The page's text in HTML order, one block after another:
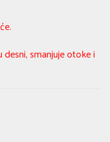
smanjuje otoke i